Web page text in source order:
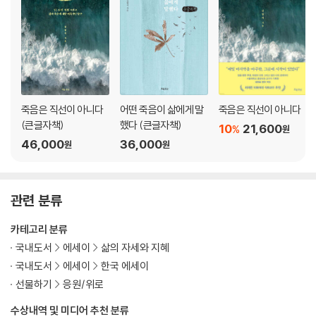
죽음은 직선이 아니다
(큰글자책)
46,000원
어떤 죽음이 삶에게 말
했다 (큰글자책)
36,000원
죽음은 직선이 아니다
21,600원
10%
관련 분류
수상내역 및 미디어 추천 분류
카테고리 분류
국내도서
에세이
삶의 자세와 지혜
국내도서
에세이
한국 에세이
선물하기
응원/위로